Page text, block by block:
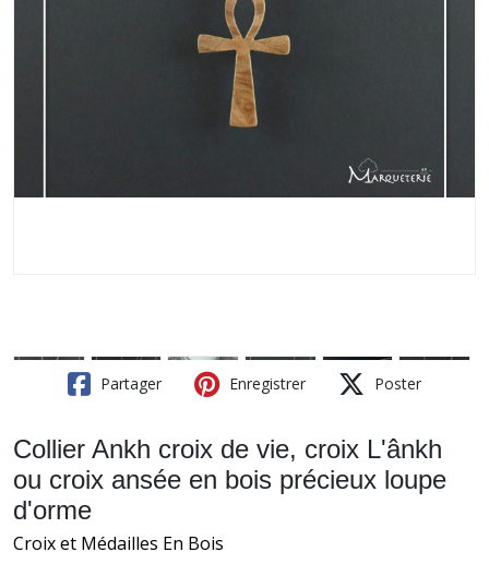
Partager Enregistrer Poster
Collier Ankh croix de vie, croix L'ânkh
ou croix ansée en bois précieux loupe
d'orme
Croix et Médailles En Bois